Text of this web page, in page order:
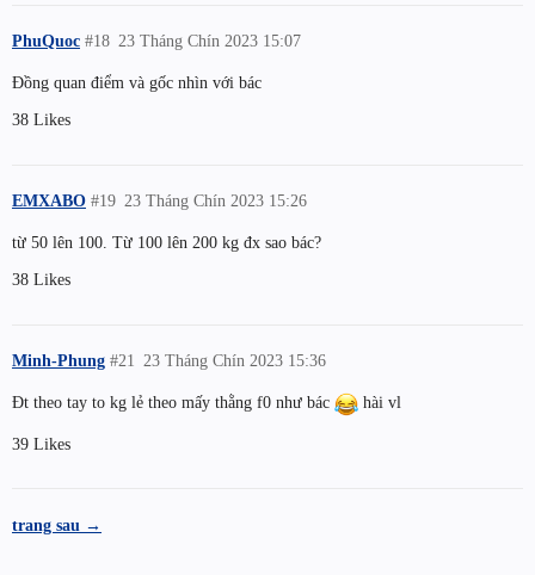
PhuQuoc 23 Tháng Chín 2023 15:07
#18
Đồng quan điểm và gốc nhìn với bác
38 Likes
EMXABO 23 Tháng Chín 2023 15:26
#19
từ 50 lên 100. Từ 100 lên 200 kg đx sao bác?
38 Likes
Minh-Phung 23 Tháng Chín 2023 15:36
#21
Đt theo tay to kg lẻ theo mấy thằng f0 như bác hài vl
39 Likes
trang sau →